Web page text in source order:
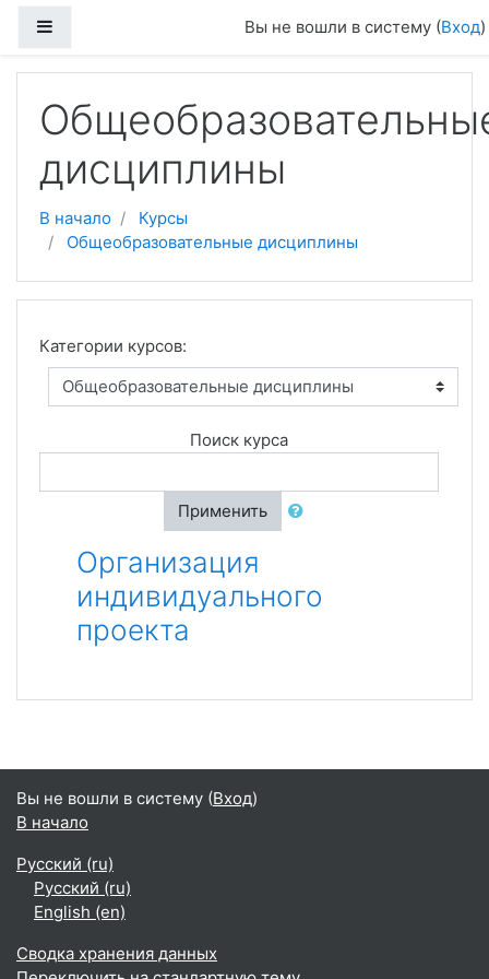
Вы не вошли в систему (Вход)
дисциплины
В начало
Курсы
Общеобразовательные дисциплины
Категории курсов:
Поиск курса
Применить
Организация
индивидуального
проекта
Вы не вошли в систему (Вход)
В начало
Русский ‎(ru)‎
Русский ‎(ru)‎
English ‎(en)‎
Сводка хранения данных